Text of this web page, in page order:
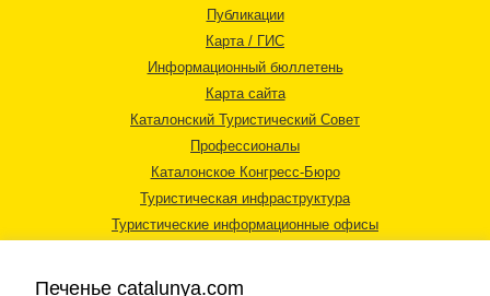
Публикации
Карта / ГИС
Информационный бюллетень
Карта сайта
Каталонский Туристический Совет
Профессионалы
Каталонское Конгресс-Бюро
Туристическая инфраструктура
Туристические информационные офисы
Печенье catalunya.com